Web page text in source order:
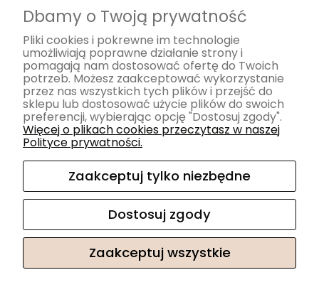
Sofy
Narożniki
Meble z funkcją spania Smart
Meble modułowe
Fotele
Pufy
Łóżka
Krzesła
Akcesoria
Dbamy o Twoją prywatność
Pliki cookies i pokrewne im technologie
umożliwiają poprawne działanie strony i
pomagają nam dostosować ofertę do Twoich
potrzeb. Możesz zaakceptować wykorzystanie
przez nas wszystkich tych plików i przejść do
sklepu lub dostosować użycie plików do swoich
preferencji, wybierając opcję "Dostosuj zgody".
Więcej o plikach cookies przeczytasz w naszej
Polityce prywatności.
Zaakceptuj tylko niezbędne
Dostosuj zgody
Zaakceptuj wszystkie